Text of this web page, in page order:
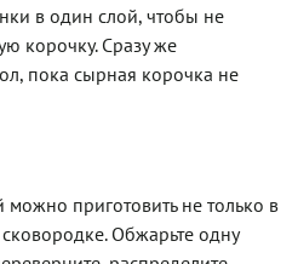
в один слой, чтобы не
корочку. Сразу же
пока сырная корочка не
приготовить не только в
Обжарьте одну